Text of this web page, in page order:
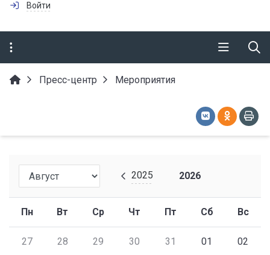
Войти
Пресс-центр Мероприятия
2025 2026
Пн Вт Ср Чт Пт Сб Вс
27 28 29 30 31 01 02